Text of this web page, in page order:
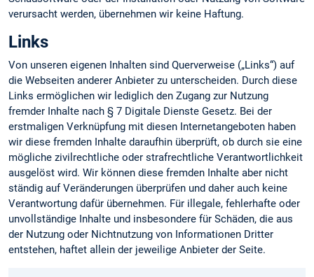
verursacht werden, übernehmen wir keine Haftung.
Links
Von unseren eigenen Inhalten sind Querverweise („Links“) auf
die Webseiten anderer Anbieter zu unterscheiden. Durch diese
Links ermöglichen wir lediglich den Zugang zur Nutzung
fremder Inhalte nach § 7 Digitale Dienste Gesetz. Bei der
erstmaligen Verknüpfung mit diesen Internetangeboten haben
wir diese fremden Inhalte daraufhin überprüft, ob durch sie eine
mögliche zivilrechtliche oder strafrechtliche Verantwortlichkeit
ausgelöst wird. Wir können diese fremden Inhalte aber nicht
ständig auf Veränderungen überprüfen und daher auch keine
Verantwortung dafür übernehmen. Für illegale, fehlerhafte oder
unvollständige Inhalte und insbesondere für Schäden, die aus
der Nutzung oder Nichtnutzung von Informationen Dritter
entstehen, haftet allein der jeweilige Anbieter der Seite.